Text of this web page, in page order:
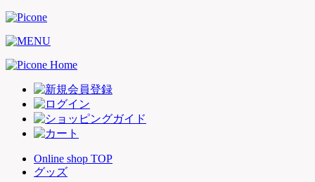
Online shop TOP
グッズ